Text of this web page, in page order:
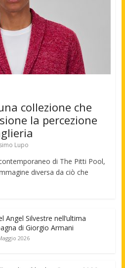
collezione che
la percezione
Lupo
di The Pitti Pool,
diversa da ciò che
Angel Silvestre nell’ultima
di Giorgio Armani
2026